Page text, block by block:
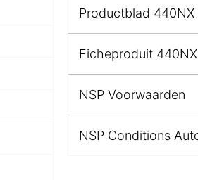
Productblad 440NX
Ficheproduit
NSP Voorwaarden
NSP Conditions